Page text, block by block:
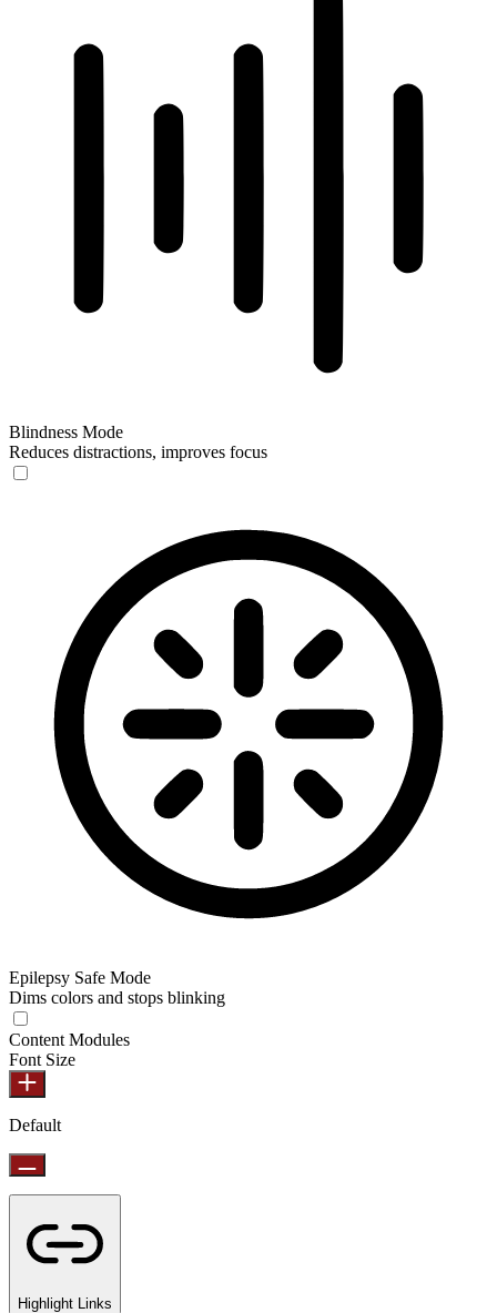
Blindness Mode
Reduces distractions, improves focus
Epilepsy Safe Mode
Dims colors and stops blinking
Content Modules
Font Size
Default
Highlight Links